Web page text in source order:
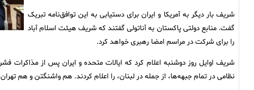
شریف بار دیگر به آمریکا و ایران برای دستیابی به این توافق‌نامه تبریک
گفت. منابع دولتی پاکستان به آناتولی گفتند که شریف هیئت اسلام آباد
را برای شرکت در مراسم امضا رهبری خواهد کرد.
شریف اوایل روز دوشنبه اعلام کرد که ایالات متحده و ایران پس از مذاکرات
نظامی در تمام جبهه‌ها، از جمله در لبنان، را اعلام کردند. هم واشنگتن و هم تهران